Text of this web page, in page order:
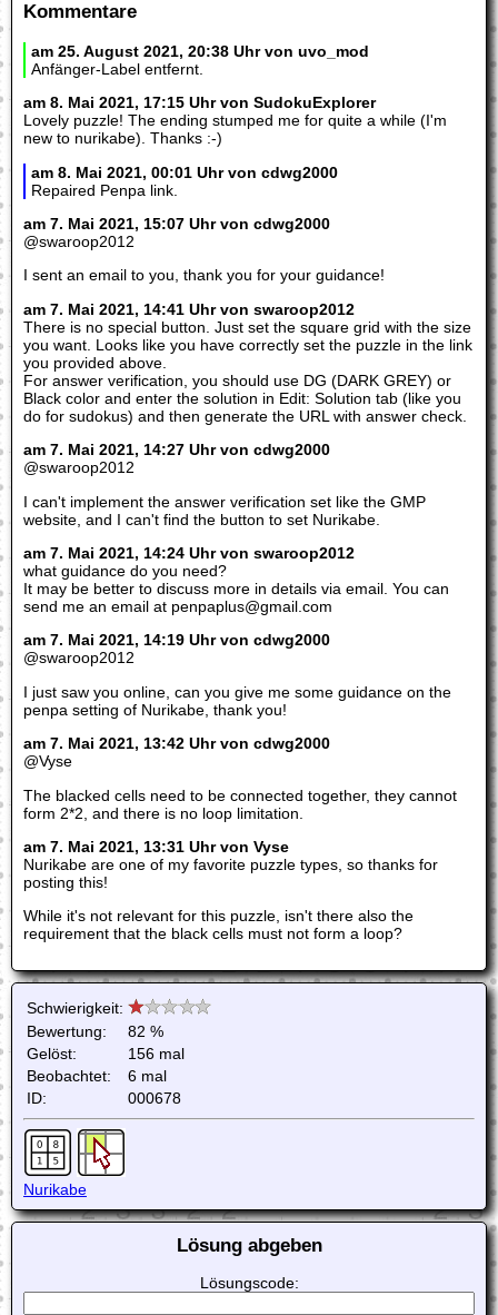
Kommentare
am 25. August 2021, 20:38 Uhr von uvo_mod
Anfänger-Label entfernt.
am 8. Mai 2021, 17:15 Uhr von SudokuExplorer
Lovely puzzle! The ending stumped me for quite a while (I'm
new to nurikabe). Thanks :-)
am 8. Mai 2021, 00:01 Uhr von cdwg2000
Repaired Penpa link.
am 7. Mai 2021, 15:07 Uhr von cdwg2000
@swaroop2012
I sent an email to you, thank you for your guidance!
am 7. Mai 2021, 14:41 Uhr von swaroop2012
There is no special button. Just set the square grid with the size
you want. Looks like you have correctly set the puzzle in the link
you provided above.
For answer verification, you should use DG (DARK GREY) or
Black color and enter the solution in Edit: Solution tab (like you
do for sudokus) and then generate the URL with answer check.
am 7. Mai 2021, 14:27 Uhr von cdwg2000
@swaroop2012
I can't implement the answer verification set like the GMP
website, and I can't find the button to set Nurikabe.
am 7. Mai 2021, 14:24 Uhr von swaroop2012
what guidance do you need?
It may be better to discuss more in details via email. You can
send me an email at penpaplus@gmail.com
am 7. Mai 2021, 14:19 Uhr von cdwg2000
@swaroop2012
I just saw you online, can you give me some guidance on the
penpa setting of Nurikabe, thank you!
am 7. Mai 2021, 13:42 Uhr von cdwg2000
@Vyse
The blacked cells need to be connected together, they cannot
form 2*2, and there is no loop limitation.
am 7. Mai 2021, 13:31 Uhr von Vyse
Nurikabe are one of my favorite puzzle types, so thanks for
posting this!
While it's not relevant for this puzzle, isn't there also the
requirement that the black cells must not form a loop?
Schwierigkeit:
Bewertung:
82 %
Gelöst:
156 mal
Beobachtet:
6 mal
ID:
000678
Nurikabe
Lösung abgeben
Lösungscode: